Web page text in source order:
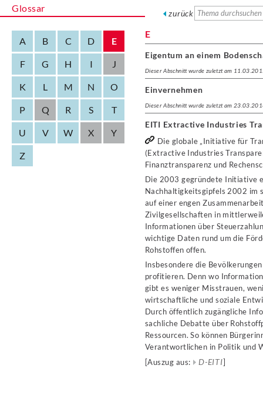
Glossar
A B C D E
F G H I J
K L M N O
P Q R S T
U V W X Y
Z
zurück
E
Eigentum an einem
Dieser Abschnitt wurde zuletzt am
Einvernehmen
Dieser Abschnitt wurde zuletzt am
EITI Extractive Industries
Die globale „Initiative für
(Extractive Industries
Finanztransparenz und
Die 2003 gegründete Initiative
Nachhaltigkeitsgipfels 2002 im
auf einer engen
Zivilgesellschaften in
Informationen über
wichtige Daten rund um die
Rohstoffen offen.
Insbesondere die
profitieren. Denn wo
gibt es weniger Misstrauen,
wirtschaftliche und soziale
Durch öffentlich zugängliche
sachliche Debatte über
Ressourcen. So können
Verantwortlichen in Politik und
[Auszug aus:
D-EITI]